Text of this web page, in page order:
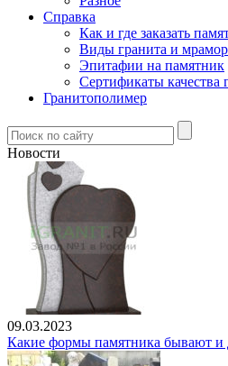
Справка
Как и где заказать
Виды гранита и
Эпитафии на памятник
Сертификаты качества
Гранитополимер
Новости
09.03.2023
Какие формы памятника бывают и